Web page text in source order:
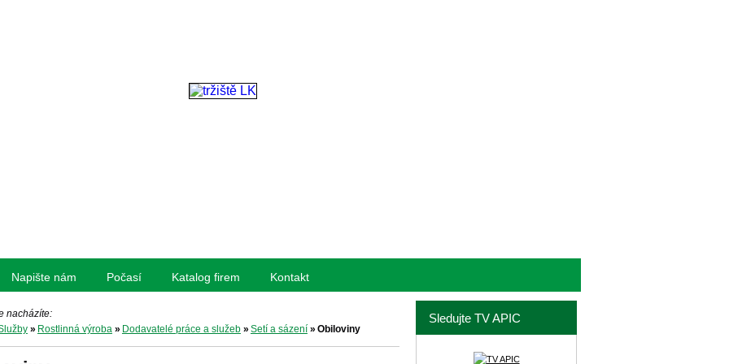
Napište nám Počasí Katalog firem Kontakt
nacházíte:
» Rostlinná výroba » Dodavatelé práce a služeb» Setí a sázení» Obiloviny
Sledujte TV APIC